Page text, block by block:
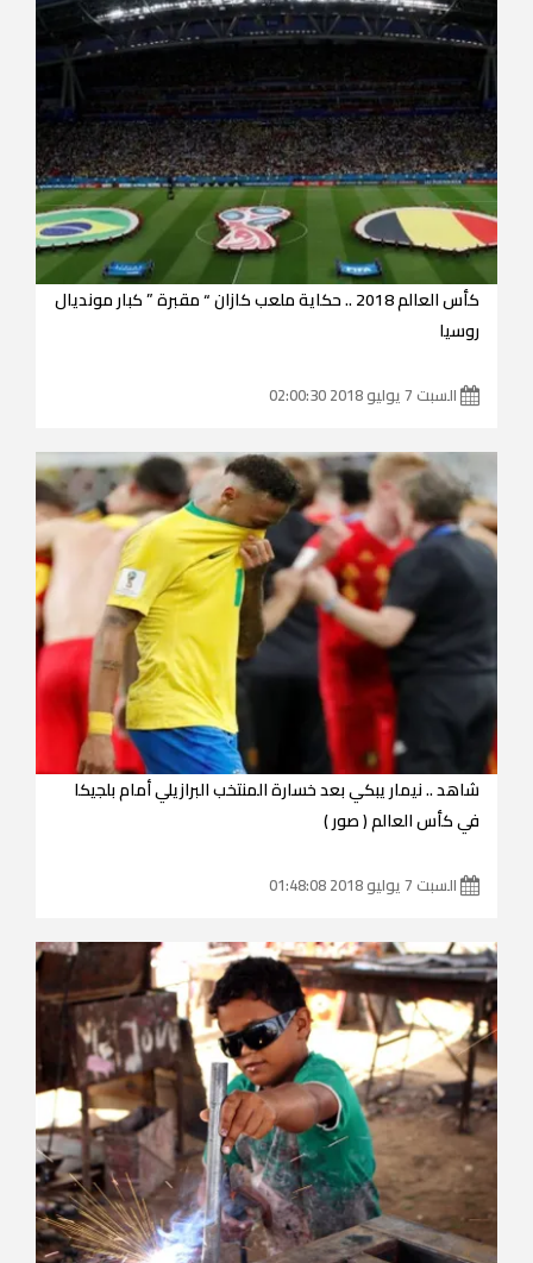
كأس العالم 2018 .. حكاية ملعب كازان “ مقبرة ” كبار مونديال
روسيا
السبت 7 يوليو 2018 02:00:30
شاهد .. نيمار يبكي بعد خسارة المنتخب البرازيلي أمام بلجيكا
في كأس العالم ( صور )
السبت 7 يوليو 2018 01:48:08